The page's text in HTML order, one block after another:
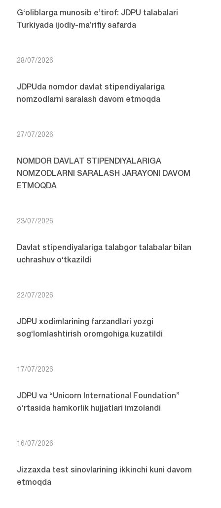
G‘oliblarga munosib e’tirof: JDPU talabalari
Turkiyada ijodiy-ma’rifiy safarda
28/07/2026
JDPUda nomdor davlat stipendiyalariga
nomzodlarni saralash davom etmoqda
27/07/2026
NOMDOR DAVLAT STIPENDIYALARIGA
NOMZODLARNI SARALASH JARAYONI DAVOM
ETMOQDA
23/07/2026
Davlat stipendiyalariga talabgor talabalar bilan
uchrashuv o‘tkazildi
22/07/2026
JDPU xodimlarining farzandlari yozgi
sog‘lomlashtirish oromgohiga kuzatildi
17/07/2026
JDPU va “Unicorn International Foundation”
o‘rtasida hamkorlik hujjatlari imzolandi
16/07/2026
Jizzaxda test sinovlarining ikkinchi kuni davom
etmoqda